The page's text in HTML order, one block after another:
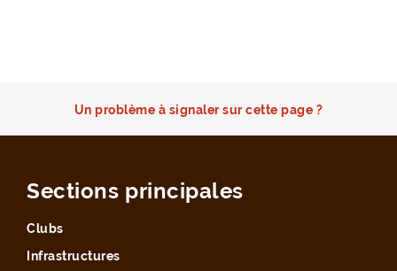
Un problème à signaler sur cette page ?
Sections principales
Clubs
Infrastructures